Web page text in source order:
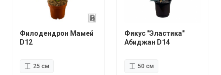
Филодендрон Мамей
D12
25 см
Фикус "Эластика"
Абиджан D14
50 см